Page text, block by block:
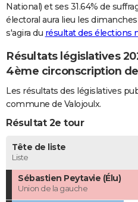
S'inscrire
Se connecter
Lycées
Collèges
Primaires
Universités
Entreprises
Service militaire
Avis de recherche
AVIS DE DÉCÈS
National) et ses 31.64% de
électoral aura lieu les
s'agira du résultat des élections
Résultats législatives
4ème circonscription
Les résultats des législatives
commune de Valojoulx.
Résultat 2e tour
Tête de liste
Liste
Sébastien Peytavie (Élu)
Union de la gauche